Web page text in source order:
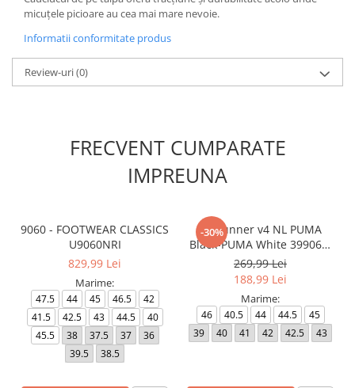
micuțele picioare au cea mai mare nevoie.
Informatii conformitate produs
Review-uri(0)
FRECVENT CUMPARATE
IMPREUNA
9060 - FOOTWEAR CLASSICS
U9060NRI
829,99 Lei
Marime:
47.5 44 45 46.5
42
41.5
42.5 43 44.5
40
45.5
38 37.5 37
36
39.5
38.5
-30%
ST Runner v4 NL PUMA
Black-PUMA White 399069-
01
269,99 Lei
188,99 Lei
Marime:
46 40.5 44 44.5
45
39
40 41 42 42.5 43